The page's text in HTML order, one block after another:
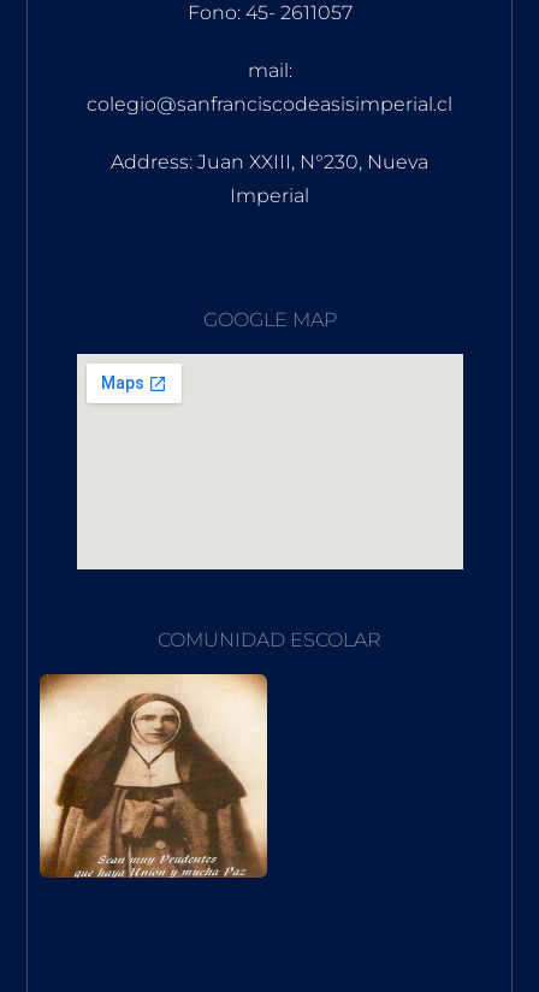
Fono: 45- 2611057
mail:
colegio@sanfranciscodeasisimperial.cl
Address: Juan XXIII, N°230, Nueva
Imperial
GOOGLE MAP
COMUNIDAD ESCOLAR